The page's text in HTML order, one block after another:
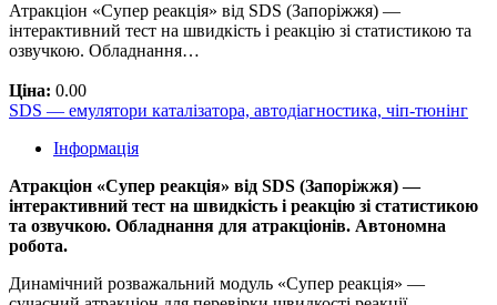
Атракціон «Супер реакція» від SDS (Запоріжжя) —
інтерактивний тест на швидкість і реакцію зі статистикою та
озвучкою. Обладнання…
Ціна: 0.00
SDS — емулятори каталізатора, автодіагностика, чіп-тюнінг
Інформація
Атракціон «Супер реакція» від SDS (Запоріжжя) —
інтерактивний тест на швидкість і реакцію зі статистикою
та озвучкою. Обладнання для атракціонів. Автономна
робота.
Динамічний розважальний модуль «Супер реакція» —